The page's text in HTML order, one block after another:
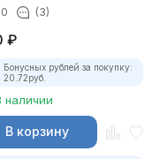
(3)
₽
Бонусных рублей за покупку:
20.72руб.
наличии
В корзину